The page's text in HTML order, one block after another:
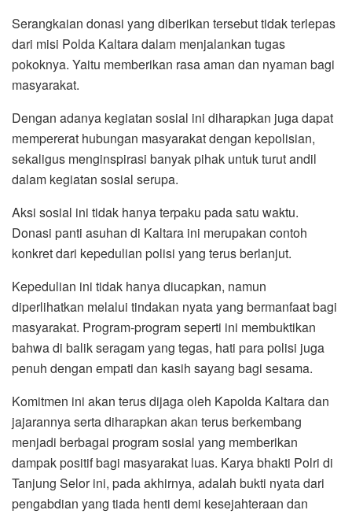
Serangkaian donasi yang diberikan tersebut tidak terlepas
dari misi Polda Kaltara dalam menjalankan tugas
pokoknya. Yaitu memberikan rasa aman dan nyaman bagi
masyarakat.
Dengan adanya kegiatan sosial ini diharapkan juga dapat
mempererat hubungan masyarakat dengan kepolisian,
sekaligus menginspirasi banyak pihak untuk turut andil
dalam kegiatan sosial serupa.
Aksi sosial ini tidak hanya terpaku pada satu waktu.
Donasi panti asuhan di Kaltara ini merupakan contoh
konkret dari kepedulian polisi yang terus berlanjut.
Kepedulian ini tidak hanya diucapkan, namun
diperlihatkan melalui tindakan nyata yang bermanfaat bagi
masyarakat. Program-program seperti ini membuktikan
bahwa di balik seragam yang tegas, hati para polisi juga
penuh dengan empati dan kasih sayang bagi sesama.
Komitmen ini akan terus dijaga oleh Kapolda Kaltara dan
jajarannya serta diharapkan akan terus berkembang
menjadi berbagai program sosial yang memberikan
dampak positif bagi masyarakat luas. Karya bhakti Polri di
Tanjung Selor ini, pada akhirnya, adalah bukti nyata dari
pengabdian yang tiada henti demi kesejahteraan dan